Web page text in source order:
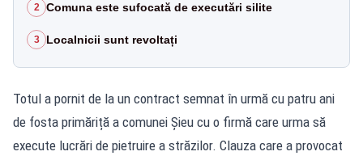
2 Comuna este sufocată de executări silite
3 Localnicii sunt revoltați
Totul a pornit de la un contract semnat în urmă cu patru ani
de fosta primăriță a comunei Șieu cu o firmă care urma să
execute lucrări de pietruire a străzilor. Clauza care a provocat